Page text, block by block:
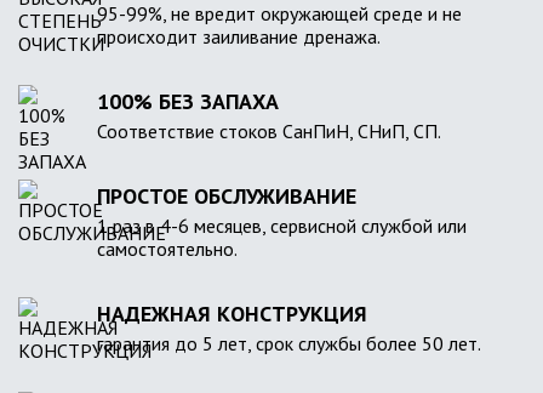
95-99%, не вредит окружающей среде и не
происходит заиливание дренажа.
100% БЕЗ ЗАПАХА
Соответствие стоков СанПиН, СНиП, СП.
ПРОСТОЕ ОБСЛУЖИВАНИЕ
1 раз в 4-6 месяцев, сервисной службой или
самостоятельно.
НАДЕЖНАЯ КОНСТРУКЦИЯ
гарантия до 5 лет, срок службы более 50 лет.